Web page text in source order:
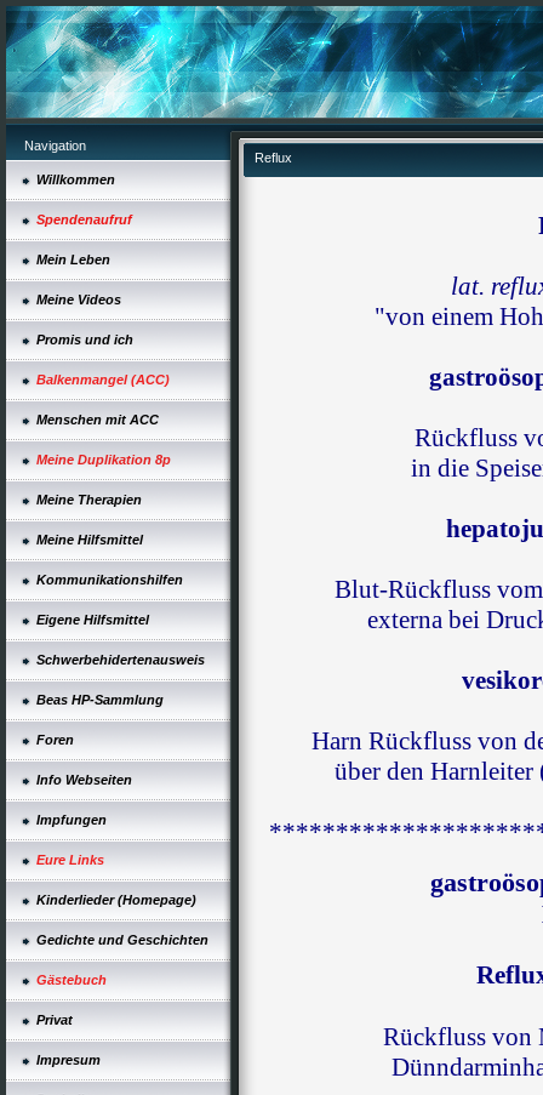
Navigation
Willkommen
Spendenaufruf
Mein Leben
Meine Videos
Promis und ich
Balkenmangel (ACC)
Menschen mit ACC
Meine Duplikation 8p
Meine Therapien
Meine Hilfsmittel
Kommunikationshilfen
Eigene Hilfsmittel
Schwerbehidertenausweis
Beas HP-Sammlung
Foren
Info Webseiten
Impfungen
Eure Links
Kinderlieder (Homepage)
Gedichte und Geschichten
Gästebuch
Privat
Impresum
Reflux
lat.
"von einem
Rückfluss
in die
Blut-Rückfluss
externa bei
Harn Rückfluss von
über den
Rückfluss von